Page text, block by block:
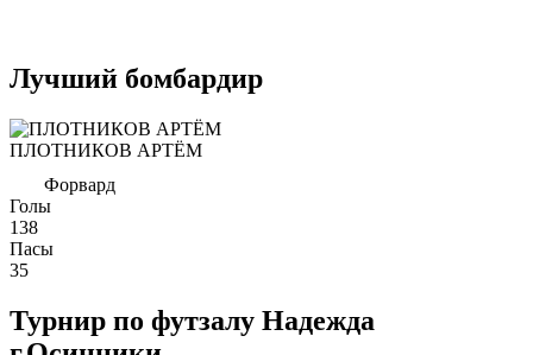
Лучший бомбардир
ПЛОТНИКОВ АРТЁМ
Форвард
Голы
138
Пасы
35
Турнир по футзалу Надежда